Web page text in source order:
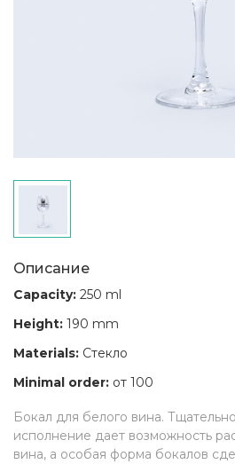
Описание
Capacity: 250 ml
Height: 190 mm
Materials: Стекло
Minimal order: от 100
Бокал для белого вина.
исполнение дает возможность
вина, а особая форма бокалов